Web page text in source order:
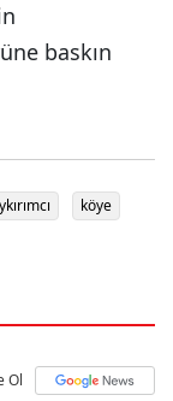
baskın
köye
Ol